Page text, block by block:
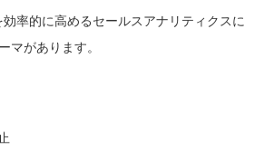
率的に高めるセールスアナリティクスに
マがあります。